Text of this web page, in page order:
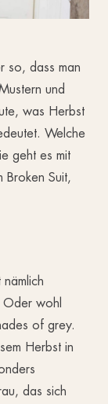
so, dass man
und
was Herbst
Welche
geht es mit
Broken Suit,
Oder wohl
of grey.
Herbst in
das sich